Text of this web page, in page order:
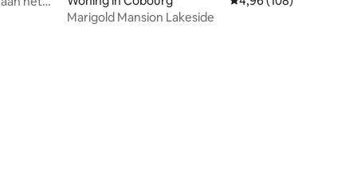
Marigold Mansion Lakeside